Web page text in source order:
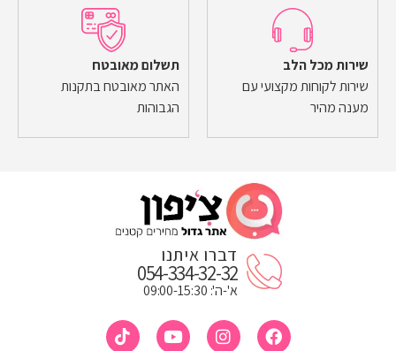
שירות מכל הלב
שירות לקוחות מקצועי עם
מענה מהיר
תשלום מאובטח
האתר מאובטח בתקנות
הגבוהות
דברו איתנו
054-334-32-32
א'-ה': 09:00-15:30